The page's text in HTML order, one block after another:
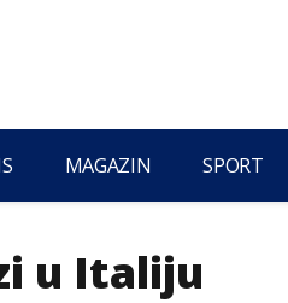
MAGAZIN SPORT
u Italiju